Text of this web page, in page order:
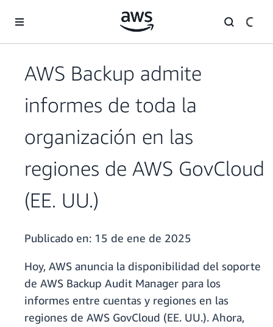
AWS Backup admite
informes de toda la
organización en las
regiones de AWS GovCloud
(EE. UU.)
Publicado en: 15 de ene de 2025
Hoy, AWS anuncia la disponibilidad del soporte
de AWS Backup Audit Manager para los
informes entre cuentas y regiones en las
regiones de AWS GovCloud (EE. UU.). Ahora,